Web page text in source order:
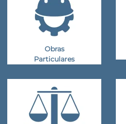
Obras
Particulares